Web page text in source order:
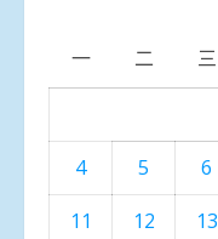
一 二 三
4
5 6
11
12 13